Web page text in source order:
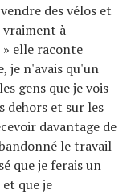
des vélos et
vraiment à
» elle raconte
je n'avais qu'un
gens que je vois
dehors et sur les
davantage de
le travail
que je ferais un
que je